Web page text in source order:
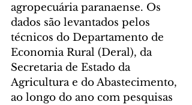
agropecuária paranaense. Os
dados são levantados pelos
técnicos do Departamento de
Economia Rural (Deral), da
Secretaria de Estado da
Agricultura e do Abastecimento,
ao longo do ano com pesquisas